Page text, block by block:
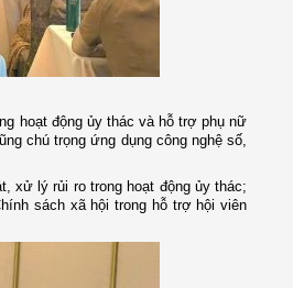
hoạt động ủy thác và hỗ trợ phụ nữ
chú trọng ứng dụng công nghệ số,
xử lý rủi ro trong hoạt động ủy thác;
sách xã hội trong hỗ trợ hội viên